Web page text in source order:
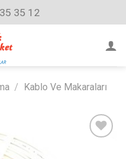
35 12
/ Kablo Ve Makaraları